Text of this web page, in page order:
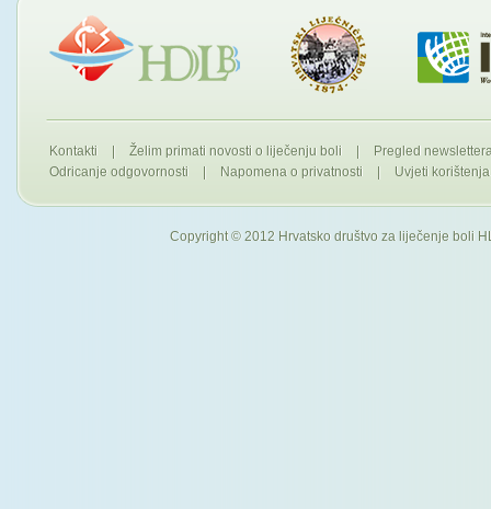
Kontakti Želim primati novosti o liječenju boli
Pregled
Odricanje odgovornosti
Napomena o privatnosti Uvjeti korištenja
Copyright © 2012 Hrvatsko društvo za liječenje boli